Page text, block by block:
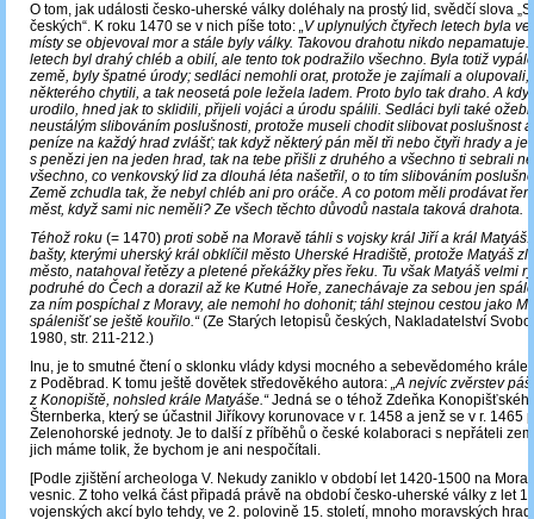
O tom, jak události česko-uherské války doléhaly na prostý lid, svědčí slova
českých“. K roku 1470 se v nich píše toto: „V uplynulých čtyřech letech byla
místy se objevoval mor a stále byly války. Takovou drahotu nikdo nepamatuje.
letech byl drahý chléb a obilí, ale tento tok podražilo všechno. Byla totiž
země, byly špatné úrody; sedláci nemohli orat, protože je zajímali a olupovali,
některého chytili, a tak neosetá pole ležela ladem. Proto bylo tak draho. A
urodilo, hned jak to sklidili, přijeli vojáci a úrodu spálili. Sedláci byli také
neustálým slibováním poslušnosti, protože museli chodit slibovat poslušnost
peníze na každý hrad zvlášť; tak když některý pán měl tři nebo čtyři hrady a
s penězi jen na jeden hrad, tak na tebe přišli z druhého a všechno ti sebrali
všechno, co venkovský lid za dlouhá léta našetřil, o to tím slibováním
Země zchudla tak, že nebyl chléb ani pro oráče. A co potom měli prodávat
měst, když sami nic neměli? Ze všech těchto důvodů nastala taková drahota.
Téhož roku (= 1470) proti sobě na Moravě táhli s vojsky král Jiří a král
bašty, kterými uherský král obklíčil město Uherské Hradiště, protože Matyáš
město, natahoval řetězy a pletené překážky přes řeku. Tu však Matyáš velmi
podruhé do Čech a dorazil až ke Kutné Hoře, zanechávaje za sebou jen
za ním pospíchal z Moravy, ale nemohl ho dohonit; táhl stejnou cestou jako
spálenišť se ještě kouřilo.“(Ze Starých letopisů českých, Nakladatelství
1980, str. 211-212.)
Inu, je to smutné čtení o sklonku vlády kdysi mocného a sebevědomého krále
z Poděbrad. K tomu ještě dovětek středověkého autora: „A nejvíc zvěrstev
z Konopiště, nohsled krále Matyáše.“Jedná se o téhož Zdeňka
Šternberka, který se účastnil Jiříkovy korunovace v r. 1458 a jenž se v r. 1465
Zelenohorské jednoty. Je to další z příběhů o české kolaboraci s nepřáteli
jich máme tolik, že bychom je ani nespočítali.
[Podle zjištění archeologa V. Nekudy zaniklo v období let 1420-1500 na
vesnic. Z toho velká část připadá právě na období česko-uherské války z let
vojenských akcí bylo tehdy, ve 2. polovině 15. století, mnoho moravských